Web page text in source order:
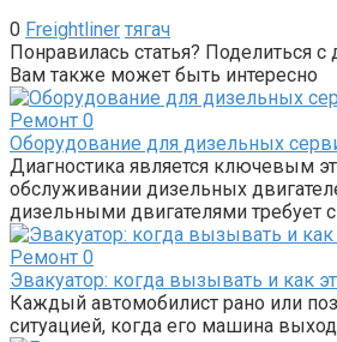
0 Freightliner тягач
Понравилась статья? Поделиться с
Вам также может быть интересно
Ремонт 0
Оборудование для дизельных
Диагностика является ключевым
обслуживании дизельных
дизельными двигателями требует
Ремонт 0
Эвакуатор: когда вызывать и как
Каждый автомобилист рано или
ситуацией, когда его машина